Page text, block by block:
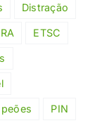
Distração
ETSC
peões PIN